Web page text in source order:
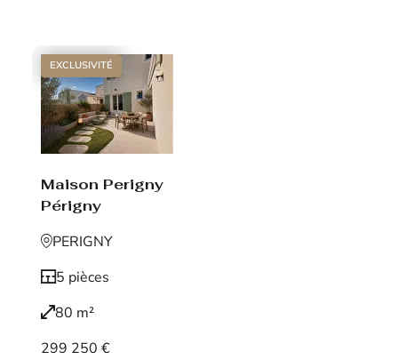
EXCLUSIVITÉ
Maison Perigny
Périgny
PERIGNY
5 pièces
80 m²
299 250 €